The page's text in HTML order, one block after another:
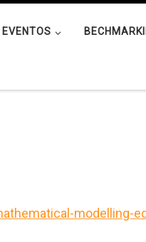
EVENTOS
modelling-